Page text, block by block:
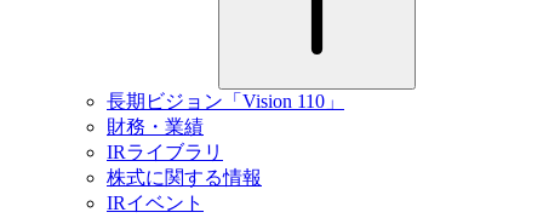
長期ビジョン「Vision 110」
財務・業績
IRライブラリ
株式に関する情報
IRイベント